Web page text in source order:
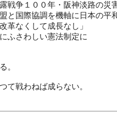
争１００年・阪神淡路の災
と国際協調を機軸に日本の平
革なくして成長なし」
ふさわしい憲法制定に
。
て戦わねば成らない。